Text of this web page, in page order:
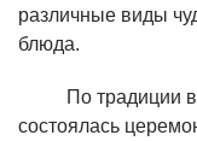
различные виды
блюда.
По традиции в
состоялась